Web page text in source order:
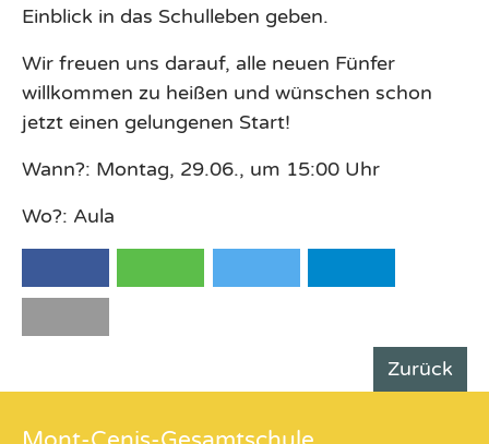
Einblick in das Schulleben geben.
Wir freuen uns darauf, alle neuen Fünfer
willkommen zu heißen und wünschen schon
jetzt einen gelungenen Start!
Wann?: Montag, 29.06., um 15:00 Uhr
Wo?: Aula
Zurück